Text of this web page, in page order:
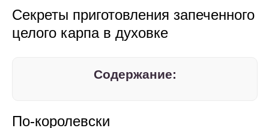
Секреты приготовления запеченного
целого карпа в духовке
Содержание:
По-королевски